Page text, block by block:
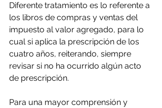
Diferente tratamiento es lo referente a
los libros de compras y ventas del
impuesto al valor agregado, para lo
cual si aplica la prescripción de los
cuatro años, reiterando, siempre
revisar si no ha ocurrido algún acto
de prescripción.
Para una mayor comprensión y